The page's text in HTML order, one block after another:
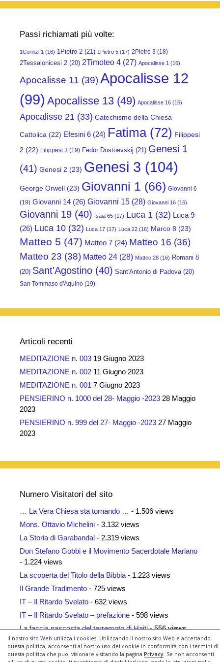
Il nostro sito Web utilizza i cookies. Utilizzando il nostro sito Web e accettando
questa politica, acconsenti al nostro uso dei cookie in conformità con i termini di
questa politica che puoi visionare visitando la pagina Privacy. Se non acconsenti
Passi richiamati più volte:
1Corinzi 1 (16) 1Pietro 2 (21) 1Pietro 5 (17) 2Pietro 3 (18)
2Tessalonicesi 2 (20) 2Timoteo 4 (27) Apocalisse 1 (16)
Apocalisse 11 (39)Apocalisse 12
(99) Apocalisse 13 (49) Apocalisse 16 (16)
Apocalisse 21 (33) Catechismo della Chiesa
Cattolica (22) Efesini 6 (24) Fatima(72) Filippesi
2 (22) Filippesi 3 (19) Fëdor Dostoevskij (21) Genesi 1
(41) Genesi 2 (23) Genesi 3 (104)
George Orwell (23) Giovanni 1 (66) Giovanni 6
(19) Giovanni 14 (26) Giovanni 15 (28) Giovanni 16 (16)
Giovanni 19 (40) Isaia 65 (17) Luca 1 (32) Luca 9
(26) Luca 10 (32) Luca 17 (17) Luca 22 (16) Marco 8 (23)
Matteo 5 (47) Matteo 7 (24) Matteo 16 (36)
Matteo 23 (38) Matteo 24 (28) Matteo 28 (16) Romani 8
(20) Sant'Agostino (40) Sant'Antonio di Padova(20)
San Tommaso d'Aquino (19)
Articoli recenti
MEDITAZIONE n. 003 19 Giugno 2023
MEDITAZIONE n. 002 11 Giugno 2023
MEDITAZIONE n. 001 7 Giugno 2023
PENSIERINO n. 1000 del 28- Maggio -2023 28 Maggio
2023
PENSIERINO n. 999 del 27- Maggio -2023 27 Maggio
2023
Numero Visitatori del sito
… La Vera Chiesa sta tornando … - 1.506 views
Mons. Ottavio Michelini - 3.132 views
La Storia di Garabandal - 2.319 views
Don Stefano Gobbi e il Movimento Sacerdotale Mariano
- 1.224 views
La scoperta del Titolo della Bibbia - 1.223 views
Il Grande Tradimento - 725 views
IT – Il Ritardo Svelato - 632 views
IT – Il Ritardo Svelato – prefazione - 598 views
La faccia nascosta del terremoto di Haiti- 556 views
Siti Amici- 461 views